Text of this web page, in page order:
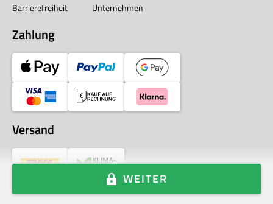
WEITER
Barrierefreiheit
Unternehmen
Zahlung
Versand